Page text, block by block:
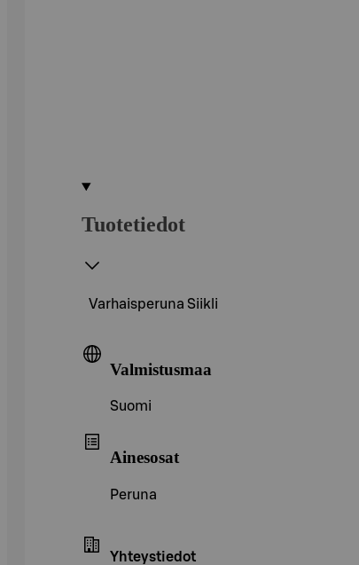
Tuotetiedot
Varhaisperuna Siikli
Valmistusmaa
Suomi
Ainesosat
Peruna
Yhteystiedot